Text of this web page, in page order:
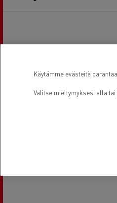
Käytämme evästeitä
Valitse mieltymyksesi alla tai